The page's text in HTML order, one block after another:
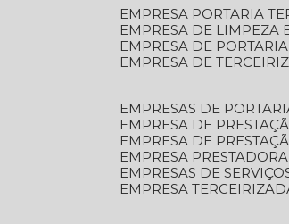
EMPRESA PORTARIA
EMPRESA DE LIMPEZA
EMPRESA DE
EMPRESA DE
EMPRESAS DE
EMPRESA DE
EMPRESA DE
EMPRESA
EMPRESAS DE
EMPRESA